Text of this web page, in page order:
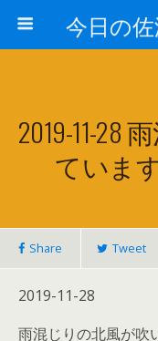
2019-11-28
ていま
Share Tweet
2019-11-28
雨混じりの北風が吹